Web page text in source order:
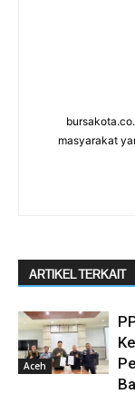
masyarakat
ARTIKEL TERKAIT
Aceh